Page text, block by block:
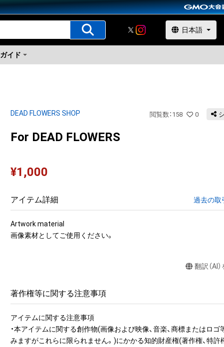
ガイド
DEAD FLOWERS SHOP 閲覧数 ： 158 0
For DEAD FLOWERS
¥1,000
アイテム詳細 過去の取
Artwork material
画像素材としてご使用ください。
翻訳（AI
著作権等に関する注意事項
アイテムに関する注意事項
・本アイテムに関する創作物(画像および映像、音楽、商標またはロゴ
みますがこれらに限られません。)にかかる知的財産権(著作権、特許